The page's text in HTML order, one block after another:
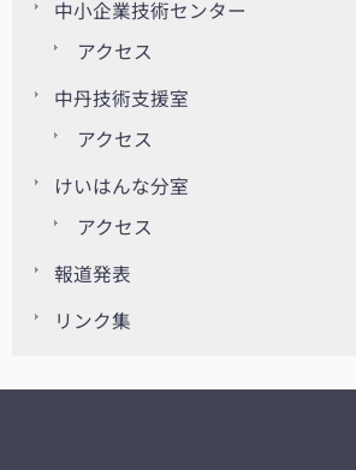
中小企業技術センター
アクセス
中丹技術支援室
アクセス
けいはんな分室
アクセス
報道発表
リンク集